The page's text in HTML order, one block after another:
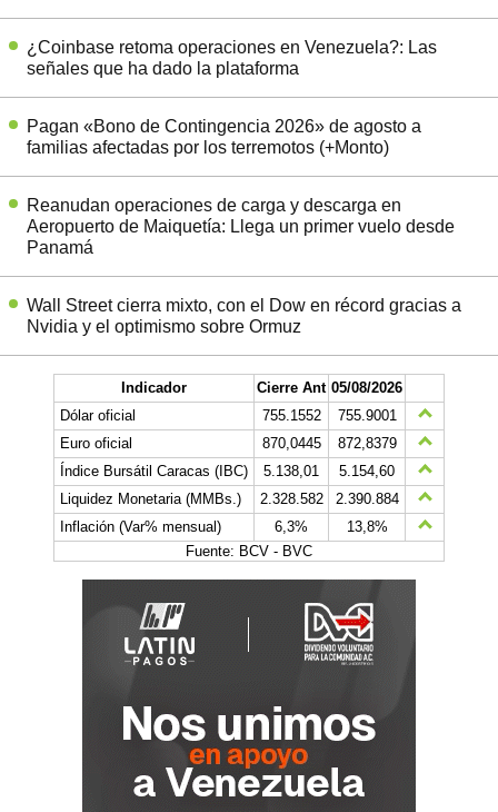
¿Coinbase retoma operaciones en Venezuela?: Las
señales que ha dado la plataforma
Pagan «Bono de Contingencia 2026» de agosto a
familias afectadas por los terremotos (+Monto)
Reanudan operaciones de carga y descarga en
Aeropuerto de Maiquetía: Llega un primer vuelo desde
Panamá
Wall Street cierra mixto, con el Dow en récord gracias a
Nvidia y el optimismo sobre Ormuz
Indicador Cierre Ant 05/08/2026
Dólar oficial
755.1552
755.9001
Euro oficial
870,0445
872,8379
Índice Bursátil Caracas (IBC)
5.138,01
5.154,60
Liquidez Monetaria (MMBs.)
2.328.582
2.390.884
Inflación (Var% mensual)
6,3%
13,8%
Fuente: BCV - BVC